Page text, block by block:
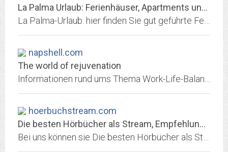
La Palma Urlaub: Ferienhäuser, Apartments und Fincas auf La Palma
napshell.com
The world of rejuvenation
hoerbuchstream.com
Die besten Hörbücher als Stream, Empfehlungen - Bestseller 2016